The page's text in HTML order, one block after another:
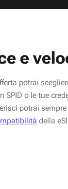
e
potrai
SPID o le tue
potrai
della